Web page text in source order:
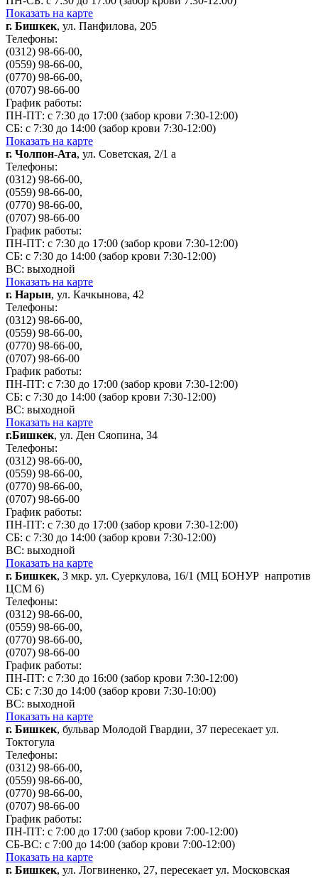
Показать на карте
г. Бишкек, ул. Панфилова, 205
Телефоны:
(0312) 98-66-00,
(0559) 98-66-00,
(0770) 98-66-00,
(0707) 98-66-00
График работы:
ПН-ПТ: с 7:30 до 17:00 (забор крови 7:30-12:00)
СБ: с 7:30 до 14:00 (забор крови 7:30-12:00)
Показать на карте
г. Чолпон-Ата, ул. Советская, 2/1 a
Телефоны:
(0312) 98-66-00,
(0559) 98-66-00,
(0770) 98-66-00,
(0707) 98-66-00
График работы:
ПН-ПТ: с 7:30 до 17:00 (забор крови 7:30-12:00)
СБ: с 7:30 до 14:00 (забор крови 7:30-12:00)
ВС: выходной
Показать на карте
г. Нарын, ул. Качкынова, 42
Телефоны:
(0312) 98-66-00,
(0559) 98-66-00,
(0770) 98-66-00,
(0707) 98-66-00
График работы:
ПН-ПТ: с 7:30 до 17:00 (забор крови 7:30-12:00)
СБ: с 7:30 до 14:00 (забор крови 7:30-12:00)
ВС: выходной
Показать на карте
г.Бишкек, ул. Ден Сяопина, 34
Телефоны:
(0312) 98-66-00,
(0559) 98-66-00,
(0770) 98-66-00,
(0707) 98-66-00
График работы:
ПН-ПТ: с 7:30 до 17:00 (забор крови 7:30-12:00)
СБ: с 7:30 до 14:00 (забор крови 7:30-12:00)
ВС: выходной
Показать на карте
г. Бишкек, 3 мкр. ул. Суеркулова, 16/1 (МЦ БОНУР напротив
ЦСМ 6)
Телефоны:
(0312) 98-66-00,
(0559) 98-66-00,
(0770) 98-66-00,
(0707) 98-66-00
График работы:
ПН-ПТ: с 7:30 до 16:00 (забор крови 7:30-12:00)
СБ: с 7:30 до 14:00 (забор крови 7:30-10:00)
ВС: выходной
Показать на карте
г. Бишкек, бульвар Молодой Гвардии, 37 пересекает ул.
Токтогула
Телефоны:
(0312) 98-66-00,
(0559) 98-66-00,
(0770) 98-66-00,
(0707) 98-66-00
График работы:
ПН-ПТ: с 7:00 до 17:00 (забор крови 7:00-12:00)
СБ-ВС: с 7:00 до 14:00 (забор крови 7:00-12:00)
Показать на карте
г. Бишкек, ул. Логвиненко, 27, пересекает ул. Московская